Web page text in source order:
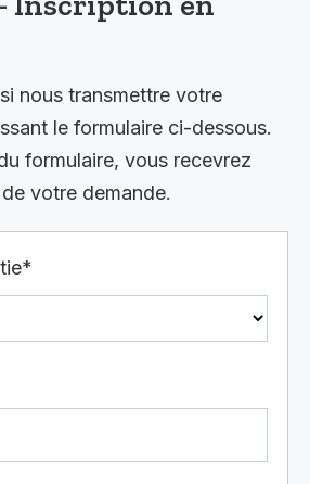
nous transmettre votre
le formulaire ci-dessous.
formulaire, vous recevrez
votre demande.